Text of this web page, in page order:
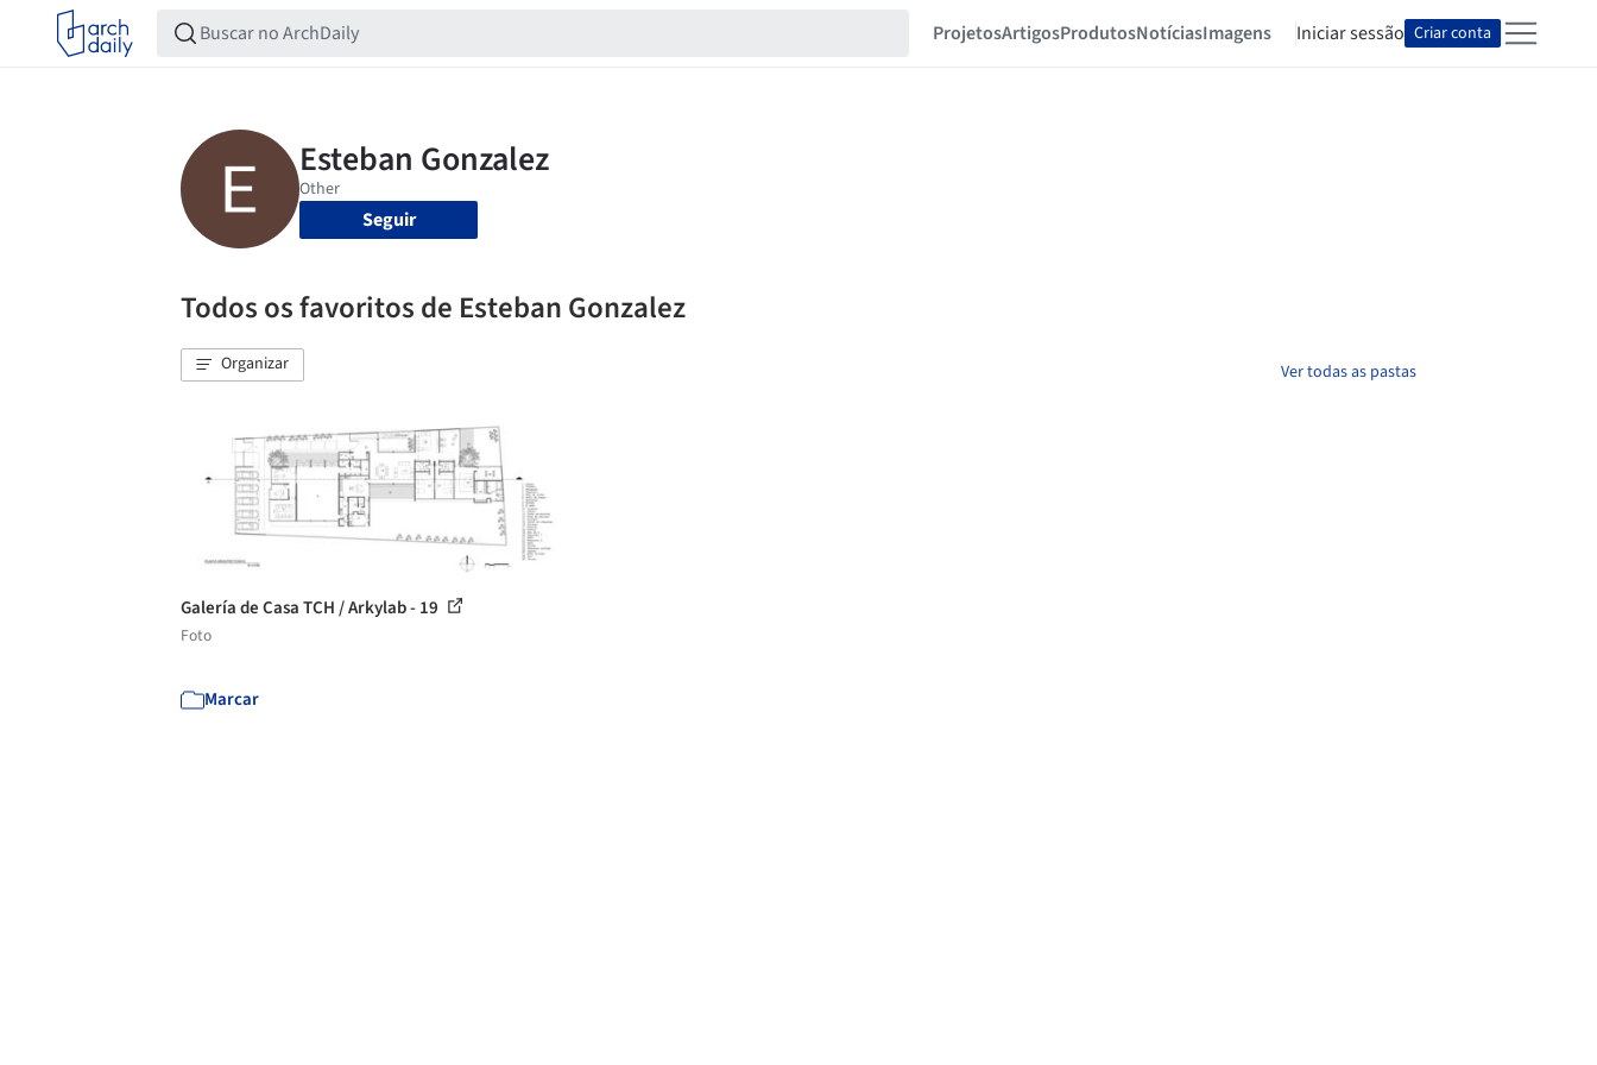
ProjetosArtigosProdutosNotíciasImagens Iniciar sessão Criar conta
Seguir
Todos os favoritos de Esteban Gonzalez
Organizar Ver todas as pastas
Galería de Casa TCH / Arkylab - 19
Foto
Marcar